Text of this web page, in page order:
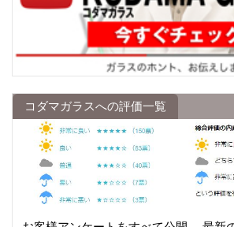
コダマガラスへの評価一覧